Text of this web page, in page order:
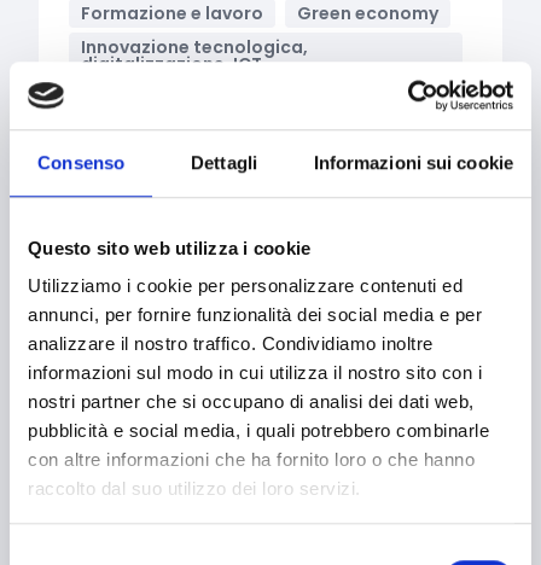
Consenso Dettagli Informazioni sui cookie
Questo sito web utilizza i cookie
Utilizziamo i cookie per personalizzare contenuti ed
annunci, per fornire funzionalità dei social media e per
analizzare il nostro traffico. Condividiamo inoltre
informazioni sul modo in cui utilizza il nostro sito con i
nostri partner che si occupano di analisi dei dati web,
pubblicità e social media, i quali potrebbero combinarle
con altre informazioni che ha fornito loro o che hanno
raccolto dal suo utilizzo dei loro servizi.
Formazione e lavoro
Green economy
Innovazione tecnologica,
digitalizzazione, ICT
Marketing e comunicazione
Supporto alle imprese
Transizione digitale
Grandi Imprese
Imprese sociali/Società benefit
Micro-imprese
PMI
Società cooperative
Startup
Bandi regionali / locali